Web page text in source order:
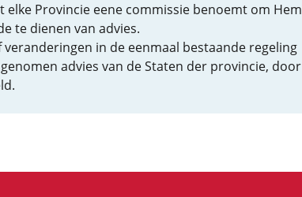
elke Provincie eene commissie benoemt om Hem
te dienen van advies.
veranderingen in de eenmaal bestaande regeling
advies van de Staten der provincie,